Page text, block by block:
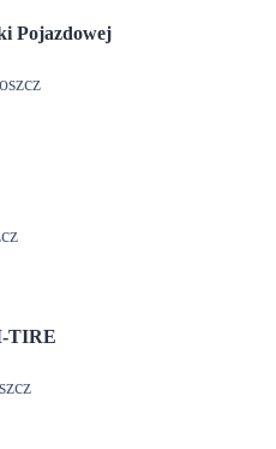
Pojazdowej
TIRE